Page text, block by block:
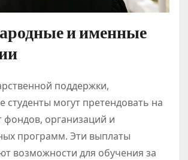
и именные
поддержки,
студенты могут претендовать на
фондов, организаций и
программ. Эти выплаты
возможности для обучения за